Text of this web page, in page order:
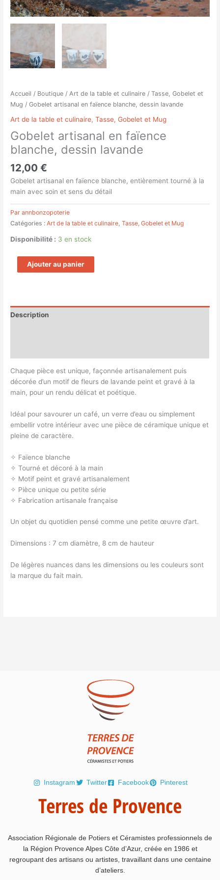
Accueil / Boutique /Art de la table et culinaire /Tasse, Gobelet et
Mug / Gobelet artisanal en faïence blanche, dessin lavande
Art de la table et culinaire,Tasse, Gobelet et Mug
Gobelet artisanal en faïence
blanche, dessin lavande
12,00€
Gobelet artisanal en faïence blanche, entièrement tourné à la
main avec soin et sens du détail
Par annbonzopoterie
Catégories :Art de la table et culinaire,Tasse, Gobelet et Mug
Disponibilité : 3 en stock
Ajouter au panier
Description
Chaque pièce est unique, façonnée artisanalement puis
décorée d’un motif de fleurs de lavande peint et gravé à la
main, pour un rendu délicat et poétique.
Idéal pour savourer un café, un verre d’eau ou simplement
embellir votre intérieur avec une pièce de céramique unique et
pleine de caractère.
✧ Faïence blanche
✧ Tourné et décoré à la main
✧ Motif peint et gravé artisanalement
✧ Pièce unique ou petite série
✧ Fabrication artisanale française
Un objet du quotidien pensé comme une petite œuvre d’art.
Dimensions : 7 cm diamètre, 8 cm de hauteur
De légères nuances dans les dimensions ou les couleurs sont
la marque du fait main.
Instagram Twitter Facebook Pinterest
Terres de Provence
Association Régionale de Potiers et Céramistes professionnels de
la Région Provence Alpes Côte d’Azur, créée en 1986 et
regroupant des artisans ou artistes, travaillant dans une centaine
d’ateliers.